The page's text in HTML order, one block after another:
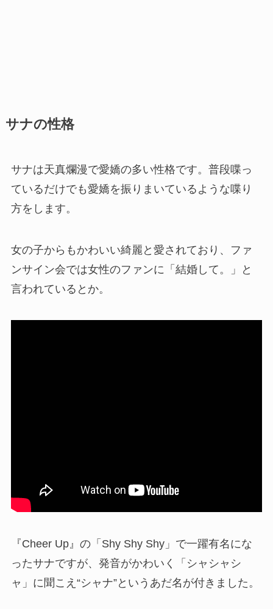
サナの性格
サナは天真爛漫で愛嬌の多い性格です。普段喋っ
ているだけでも愛嬌を振りまいているような喋り
方をします。
女の子からもかわいい綺麗と愛されており、ファ
ンサイン会では女性のファンに「結婚して。」と
言われているとか。
『Cheer Up』の「Shy Shy Shy」で一躍有名にな
ったサナですが、発音がかわいく「シャシャシ
ャ」に聞こえ“シャナ”というあだ名が付きました。